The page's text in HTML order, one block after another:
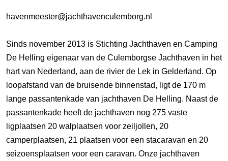
havenmeester@jachthavenculemborg.nl
Sinds november 2013 is Stichting Jachthaven en Camping
De Helling eigenaar van de Culemborgse Jachthaven in het
hart van Nederland, aan de rivier de Lek in Gelderland. Op
loopafstand van de bruisende binnenstad, ligt de 170 m
lange passantenkade van jachthaven De Helling. Naast de
passantenkade heeft de jachthaven nog 275 vaste
ligplaatsen 20 walplaatsen voor zeiljollen, 20
camperplaatsen, 21 plaatsen voor een stacaravan en 20
seizoensplaatsen voor een caravan. Onze jachthaven